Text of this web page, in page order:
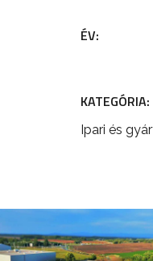
ÉV:
KATEGÓRIA:
Ipari és